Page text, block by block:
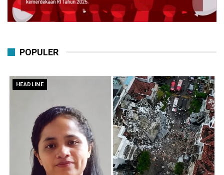
POPULER
HEADLINE